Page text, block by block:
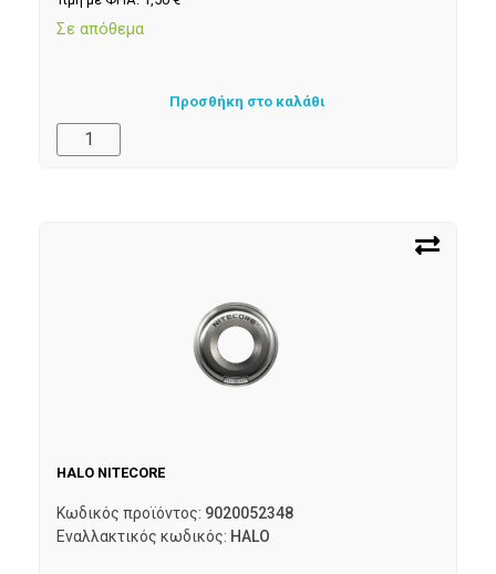
Σε απόθεμα
Προσθήκη στο καλάθι
HALO NITECORE
Κωδικός προϊόντος: 9020052348
Εναλλακτικός κωδικός: HALO